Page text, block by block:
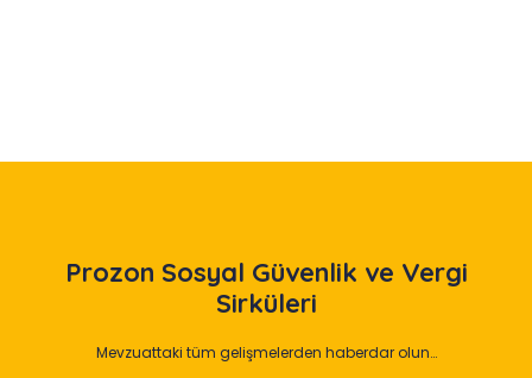
Prozon Sosyal Güvenlik ve Vergi
Sirküleri
Mevzuattaki tüm gelişmelerden haberdar olun…